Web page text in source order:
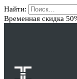
Найти:
Временная скидка